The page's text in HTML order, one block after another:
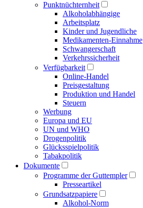
Punktnüchternheit
Alkoholabhängige
Arbeitsplatz
Kinder und Jugendliche
Medikamenten-Einnahme
Schwangerschaft
Verkehrssicherheit
Verfügbarkeit
Online-Handel
Preisgestaltung
Produktion und Handel
Steuern
Werbung
Europa und EU
UN und WHO
Drogenpolitik
Glücksspielpolitik
Tabakpolitik
Dokumente
Programme der Guttempler
Presse­artikel
Grundsatzpapiere
Alkohol-Norm